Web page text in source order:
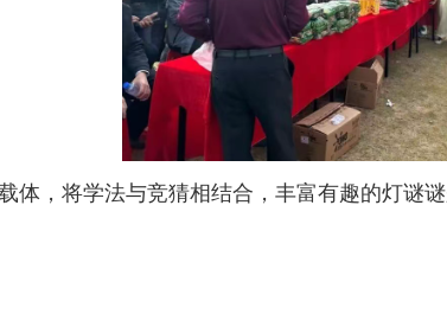
体，将学法与竞猜相结合，丰富有趣的灯谜